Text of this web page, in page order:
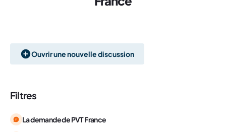
Ouvrir une nouvelle discussion
Filtres
La demande de PVT France